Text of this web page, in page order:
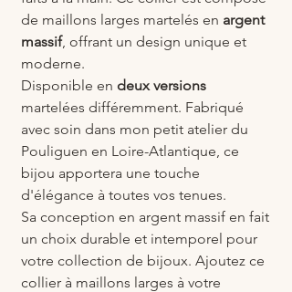
de maillons larges martelés en argent
massif, offrant un design unique et
moderne.
Disponible en deux versions
martelées différemment. Fabriqué
avec soin dans mon petit atelier du
Pouliguen en Loire-Atlantique, ce
bijou apportera une touche
d'élégance à toutes vos tenues.
Sa conception en argent massif en fait
un choix durable et intemporel pour
votre collection de bijoux. Ajoutez ce
collier à maillons larges à votre